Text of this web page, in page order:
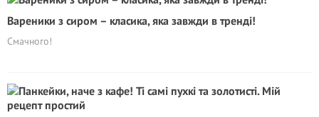
Вареники з сиром – класика, яка завжди в тренді!
Смачного!